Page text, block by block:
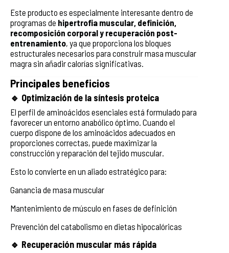
Este producto es especialmente interesante dentro de
programas de hipertrofia muscular, definición,
recomposición corporal y recuperación post-
entrenamiento, ya que proporciona los bloques
estructurales necesarios para construir masa muscular
magra sin añadir calorías significativas.
Principales beneficios
🔹 Optimización de la síntesis proteica
El perfil de aminoácidos esenciales está formulado para
favorecer un entorno anabólico óptimo. Cuando el
cuerpo dispone de los aminoácidos adecuados en
proporciones correctas, puede maximizar la
construcción y reparación del tejido muscular.
Esto lo convierte en un aliado estratégico para:
Ganancia de masa muscular
Mantenimiento de músculo en fases de definición
Prevención del catabolismo en dietas hipocalóricas
🔹 Recuperación muscular más rápida